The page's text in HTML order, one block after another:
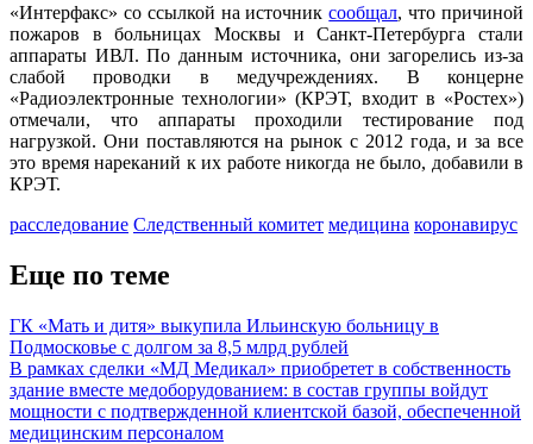
«Интерфакс» со ссылкой на источниксообщал, что причиной
пожаров в больницах Москвы и Санкт-Петербурга стали
аппараты ИВЛ. По данным источника, они загорелись из-за
слабой проводки в медучреждениях. В концерне
«Радиоэлектронные технологии» (КРЭТ, входит в «Ростех»)
отмечали, что аппараты проходили тестирование под
нагрузкой. Они поставляются на рынок с 2012 года, и за все
это время нареканий к их работе никогда не было, добавили в
КРЭТ.
расследование Следственный комитет медицина коронавирус
Еще по теме
ГК «Мать и дитя» выкупила Ильинскую больницу в
Подмосковье с долгом за 8,5 млрд рублей
В рамках сделки «МД Медикал» приобретет в собственность
здание вместе медоборудованием: в состав группы войдут
мощности с подтвержденной клиентской базой, обеспеченной
медицинским персоналом